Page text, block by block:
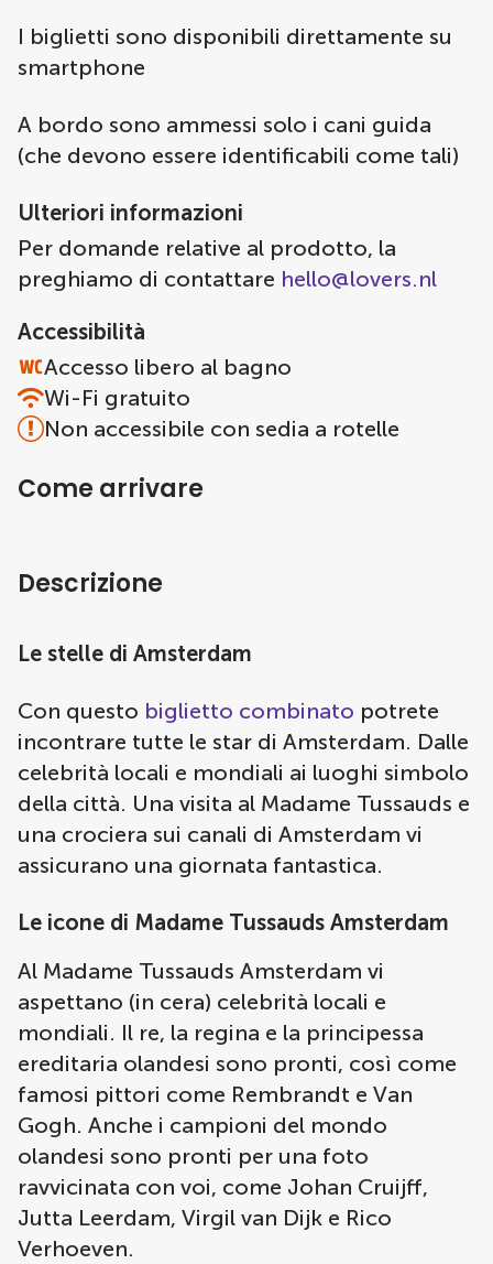
I biglietti sono disponibili direttamente su
smartphone
A bordo sono ammessi solo i cani guida
(che devono essere identificabili come tali)
Ulteriori informazioni
Per domande relative al prodotto, la
preghiamo di contattare hello@lovers.nl
Accessibilità
Accesso libero al bagno
Wi-Fi gratuito
Non accessibile con sedia a rotelle
Come arrivare
Descrizione
Le stelle di Amsterdam
Con questo biglietto combinato potrete
incontrare tutte le star di Amsterdam. Dalle
celebrità locali e mondiali ai luoghi simbolo
della città. Una visita al Madame Tussauds e
una crociera sui canali di Amsterdam vi
assicurano una giornata fantastica.
Le icone di Madame Tussauds Amsterdam
Al Madame Tussauds Amsterdam vi
aspettano (in cera) celebrità locali e
mondiali. Il re, la regina e la principessa
ereditaria olandesi sono pronti, così come
famosi pittori come Rembrandt e Van
Gogh. Anche i campioni del mondo
olandesi sono pronti per una foto
ravvicinata con voi, come Johan Cruijff,
Jutta Leerdam, Virgil van Dijk e Rico
Verhoeven.